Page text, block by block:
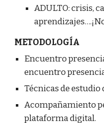
ADULTO: crisis,
METODOLOGÍA
Encuentro
encuentro
Técnicas de estudio
Acompañamiento
plataforma digital.